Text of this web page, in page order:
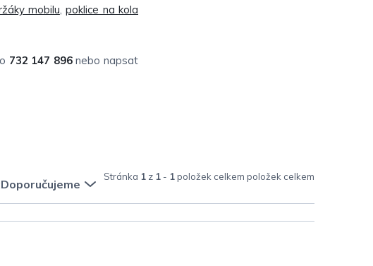
mobilu,poklice na kola
732 147 896nebo napsat
Stránka 1 z 1 - 1položek celkem
Doporučujeme